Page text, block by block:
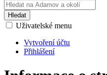
Hledat
Uživatelské menu
Vytvoření účtu
Přihlášení